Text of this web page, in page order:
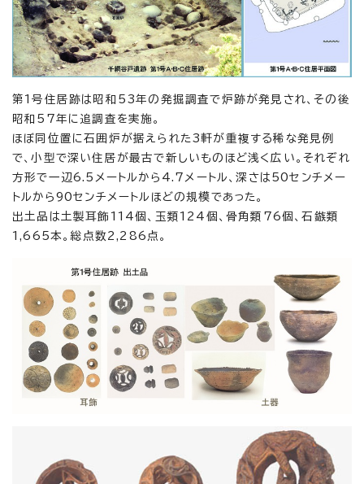
第1号住居跡は昭和53年の発掘調査で炉跡が発見され、その後
昭和57年に追調査を実施。
ほぼ同位置に石囲炉が据えられた3軒が重複する稀な発見例
で、小型で深い住居が最古で新しいものほど浅く広い。それぞれ
方形で一辺6.5メートルから4.7メートル、深さは50センチメー
トルから90センチメートルほどの規模であった。
出土品は土製耳飾114個、玉類124個、骨角類76個、石鏃類
1,665本。総点数2,286点。